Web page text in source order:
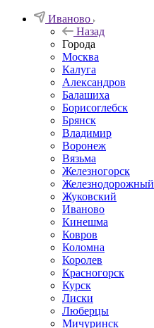
Иваново
Назад
Города
Москва
Калуга
Александров
Балашиха
Борисоглебск
Брянск
Владимир
Воронеж
Вязьма
Железногорск
Железнодорожный
Жуковский
Иваново
Кинешма
Ковров
Коломна
Королев
Красногорск
Курск
Лиски
Люберцы
Мичуринск